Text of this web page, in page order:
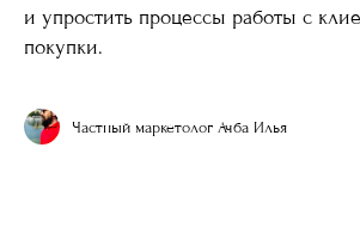
и упростить процессы работы с
покупки.
Частный маркетолог Ачба Илья